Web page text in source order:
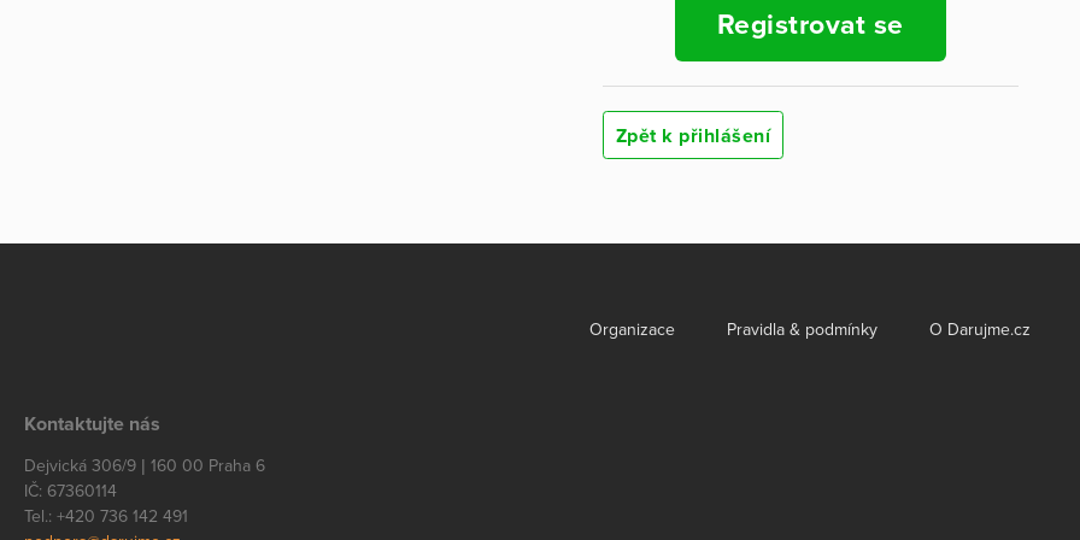
Registrovat se
Zpět k přihlášení
Organizace Pravidla & podmínky O Darujme.cz
Kontaktujte nás
Dejvická 306/9 | 160 00 Praha 6
IČ: 67360114
Tel.: +420 736 142 491